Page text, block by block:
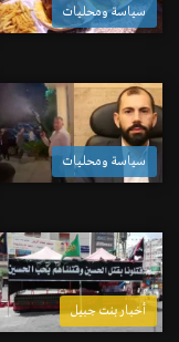
سياسة ومحليات
سياسة ومحليات
أخبار بنت جبيل